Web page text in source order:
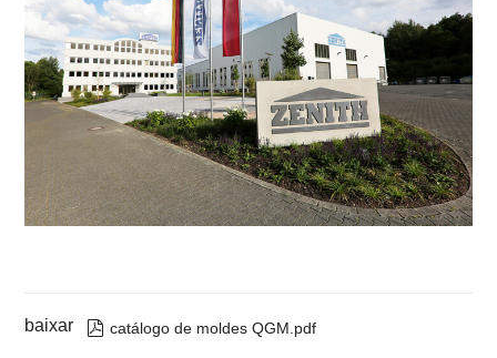
baixar  catálogo de moldes QGM.pdf